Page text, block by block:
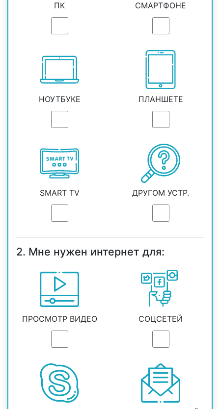
ПК СМАРТФОНЕ
НОУТБУКЕ ПЛАНШЕТЕ
SMART TV ДРУГОМ УСТР.
2. Мне нужен интернет для:
ПРОСМОТР ВИДЕО СОЦСЕТЕЙ